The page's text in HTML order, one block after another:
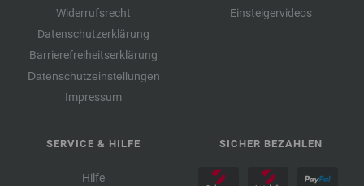
Widerrufsrecht
Datenschutzerklärung
Barrierefreiheitserklärung
Datenschutzeinstellungen
Impressum
Einsteigervideos
SERVICE & HILFE
Hilfe
SICHER BEZAHLEN